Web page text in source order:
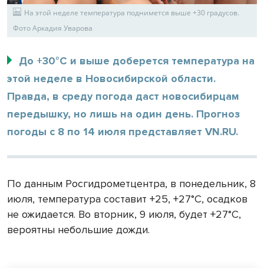
На этой неделе температура поднимется выше +30 градусов.
Фото Аркадия Уварова
До +30°С и выше доберется температура на
этой неделе в Новосибирской области.
Правда, в среду погода даст новосибирцам
передышку, но лишь на один день. Прогноз
погоды c 8 по 14 июля представляет VN.RU.
По данным Росгидрометцентра, в понедельник, 8
июля, температура составит +25, +27°С, осадков
не ожидается. Во вторник, 9 июля, будет +27°С,
вероятны небольшие дожди.